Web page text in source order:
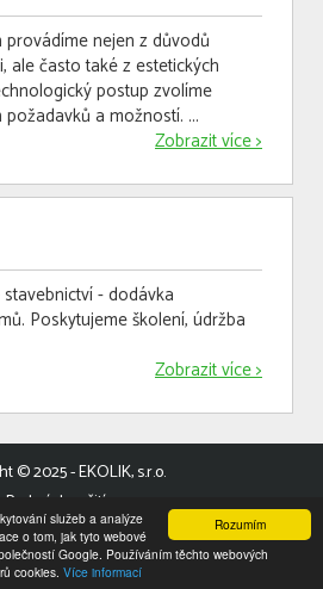
Rozumím
služeb a analýze
o tom, jak tyto webové
Google. Používáním těchto webových
cookies. Více informací
nejen z důvodů
ale často také z estetických
postup zvolíme
a možností. ...
Zobrazit více >
- dodávka
Poskytujeme školení, údržba
Zobrazit více >
© 2025 - EKOLIK, s.r.o.
Podmínky užití
Mapa stránek